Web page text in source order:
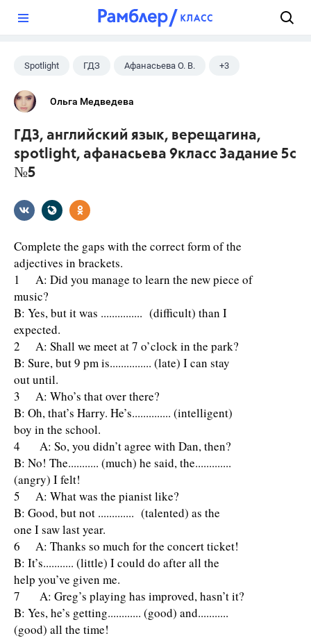
Spotlight ГДЗ Афанасьева О. В. +3
Верещагина И.Н.
Ольга Медведева
ГДЗ, английский язык, верещагина,
spotlight, афанасьева 9класс Задание 5c
№5
Complete the gaps with the correct form of the
adjectives in brackets.
1 A: Did you manage to learn the new piece of
music?
B: Yes, but it was ............... (difficult) than I
expected.
2 A: Shall we meet at 7 o’clock in the park?
B: Sure, but 9 pm is............... (late) I can stay
out until.
3 A: Who’s that over there?
B: Oh, that’s Harry. He’s.............. (intelligent)
boy in the school.
4 A: So, you didn’t agree with Dan, then?
B: No! The........... (much) he said, the.............
(angry) I felt!
5 A: What was the pianist like?
B: Good, but not ............. (talented) as the
one I saw last year.
6 A: Thanks so much for the concert ticket!
B: It’s........... (little) I could do after all the
help you’ve given me.
7 A: Greg’s playing has improved, hasn’t it?
B: Yes, he’s getting............ (good) and...........
(good) all the time!